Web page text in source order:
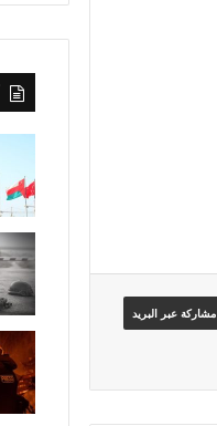
مشاركة عبر البريد